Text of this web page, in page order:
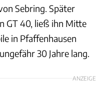
Sebring. Später
GT 40, ließ ihn Mitte
in Pfaffenhausen
30 Jahre lang.
ANZEIGE